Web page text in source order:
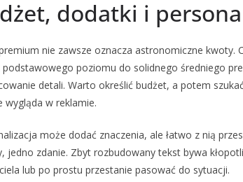
dodatki i
nie zawsze oznacza astronomiczne kwoty.
podstawowego poziomu do solidnego średniego
detali. Warto określić budżet, a potem
wygląda w reklamie.
może dodać znaczenia, ale łatwo z nią
jedno zdanie. Zbyt rozbudowany tekst bywa
lub po prostu przestanie pasować do sytuacji.